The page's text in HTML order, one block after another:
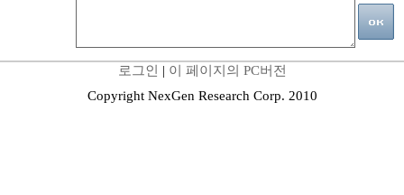
로그인 | 이 페이지의 PC버전
Copyright NexGen Research Corp. 2010